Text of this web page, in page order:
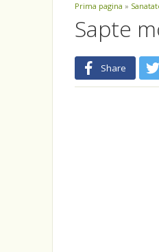
Prima pagina »
Sapte
Share